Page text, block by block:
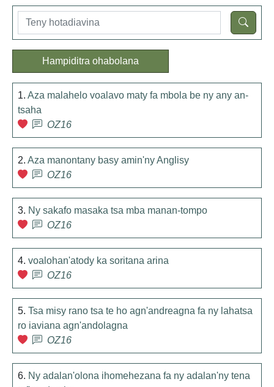
Hampiditra ohabolana
1. Aza malahelo voalavo maty fa mbola be ny any an-
tsaha
OZ16
2. Aza manontany basy amin'ny Anglisy
OZ16
3. Ny sakafo masaka tsa mba manan-tompo
OZ16
4. voalohan'atody ka soritana arina
OZ16
5. Tsa misy rano tsa te ho agn'andreagna fa ny lahatsa
ro iaviana agn'andolagna
OZ16
6. Ny adalan'olona ihomehezana fa ny adalan'ny tena